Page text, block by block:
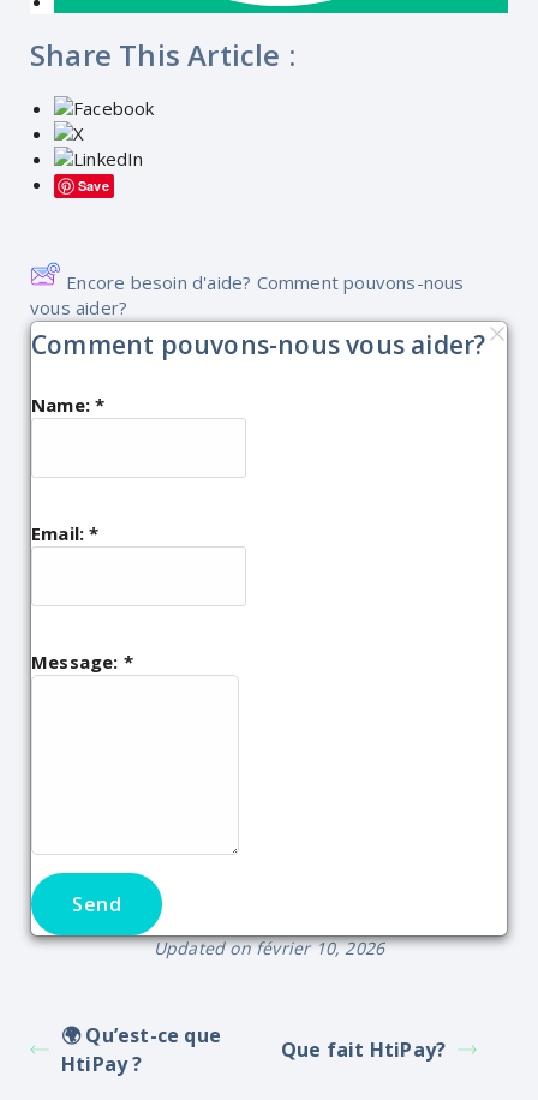
Share This Article :
Save
Encore besoin d'aide? Comment pouvons-nous
vous aider?
Comment pouvons-nous vous aider?
Name:*
Email:*
Message: *
Updated on février 10, 2026
🌍 Qu’est-ce que
HtiPay ?
Que fait HtiPay?